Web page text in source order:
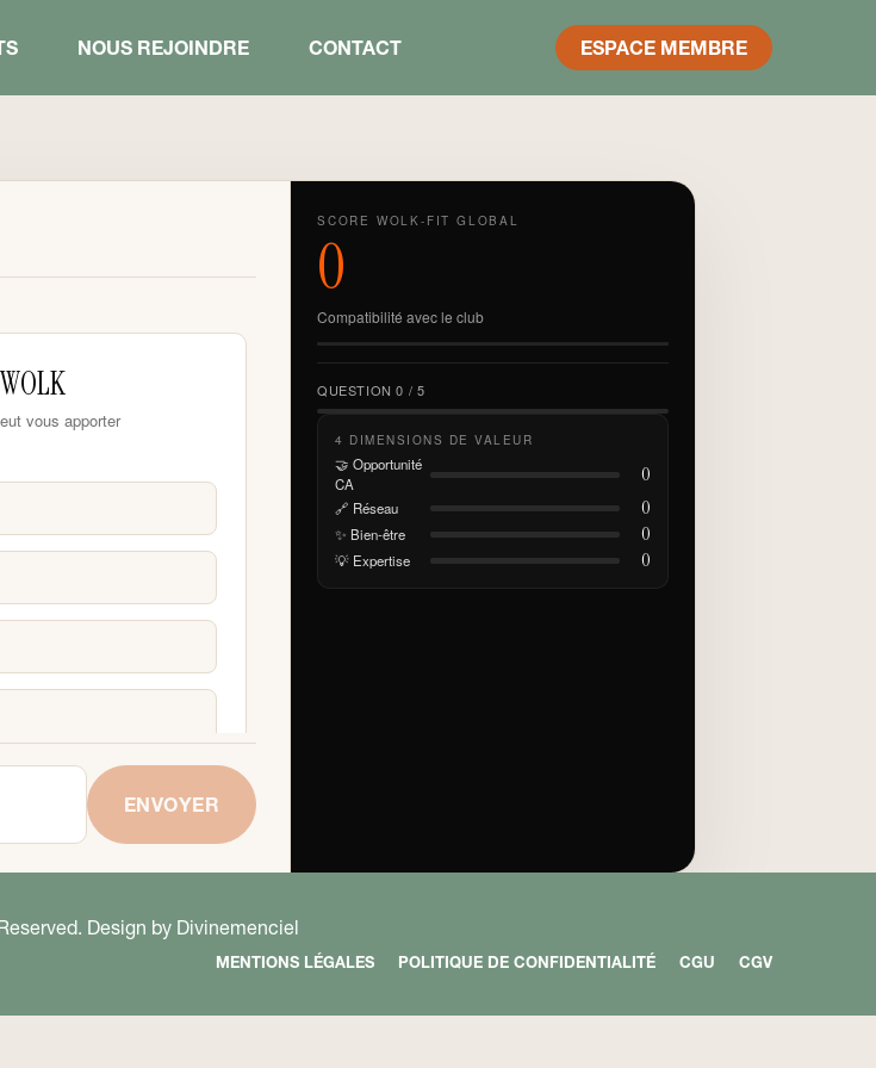
NOUS REJOINDRE CONTACT ESPACE MEMBRE
vous apporter
spam, aucun prélèvement.
ENVOYER
SCORE WOLK-FIT GLOBAL
0
Compatibilité avec le club
QUESTION 0 / 5
4 DIMENSIONS DE VALEUR
🤝 Opportunité
CA
0
🔗 Réseau 0
✨ Bien-être 0
💡 Expertise 0
Design by Divinemenciel
MENTIONS LÉGALES POLITIQUE DE CONFIDENTIALITÉ CGU CGV